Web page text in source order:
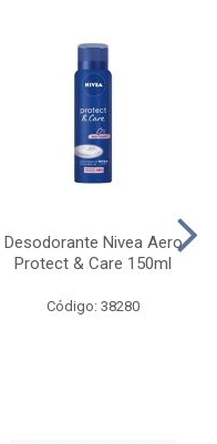
Desodorante Nivea Aero
Protect & Care 150ml
Código: 38280